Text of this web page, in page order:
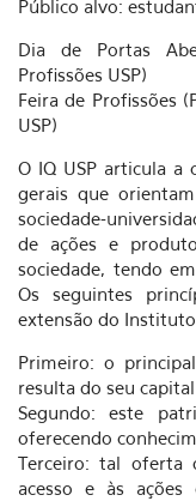
Público alvo:
Dia de Portas
Profissões USP)
Feira de Profissões
USP)
O IQ USP articula
gerais que
sociedade-
de ações e
sociedade, tendo
Os seguintes
extensão do
Primeiro: o
resulta do seu
Segundo: este
oferecendo
Terceiro: tal oferta
acesso e às